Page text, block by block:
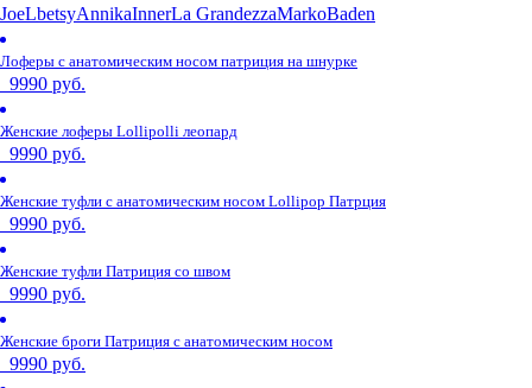
JoeLbetsyAnnikaInnerLa GrandezzaMarkoBaden
Лоферы с анатомическим носом патриция на шнурке
9990 руб.
Женские лоферы Lollipolli леопард
9990 руб.
Женские туфли с анатомическим носом Lollipop Патрция
9990 руб.
Женские туфли Патриция со швом
9990 руб.
Женские броги Патриция с анатомическим носом
9990 руб.